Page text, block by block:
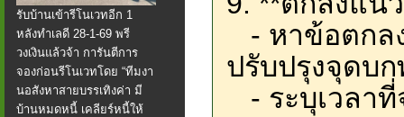
รับบ้านเข้ารีโนเวทอีก 1
หลังทำเลดี 28-1-69 พรี
วงเงินแล้วจ้า การันตีการ
จองก่อนรีโนเวทโดย “ทีมงา
นอสังหาสายบรรเทิงค่า มี
บ้านหมดหนี้ เคลียร์หนี้ให้
- หาข้อตกล
ปรับปรุงจุดบก
- ระบุเวลา